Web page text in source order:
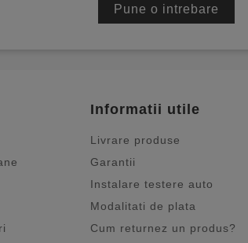
Pune o intrebare
Informatii utile
Livrare produse
Garantii
Instalare testere auto
Modalitati de plata
Cum returnez un produs?